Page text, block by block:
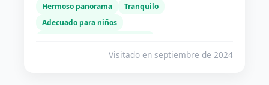
Hermoso panorama
Tranquilo
Adecuado para niños
Visitado en septiembre de 2024